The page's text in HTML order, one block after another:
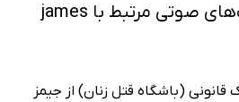
خرید و شنیدن کتاب‌های صوتی مرتبط با james
(باشگاه قتل زنان) از جیمز